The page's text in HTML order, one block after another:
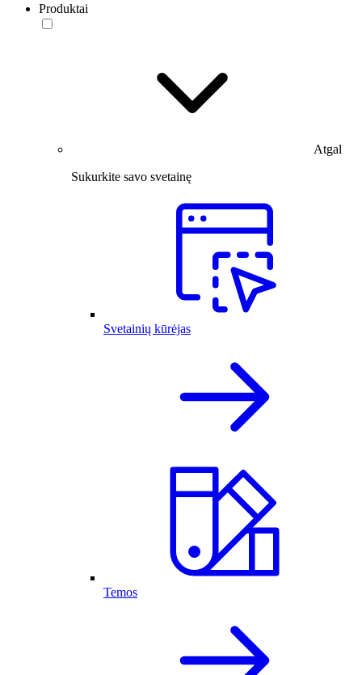
Produktai
Atgal
Sukurkite savo svetainę
Svetainių kūrėjas
Temos